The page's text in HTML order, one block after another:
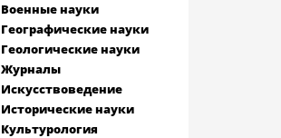
Военные науки
Географические науки
Геологические науки
Журналы
Искусствоведение
Исторические науки
Культурология